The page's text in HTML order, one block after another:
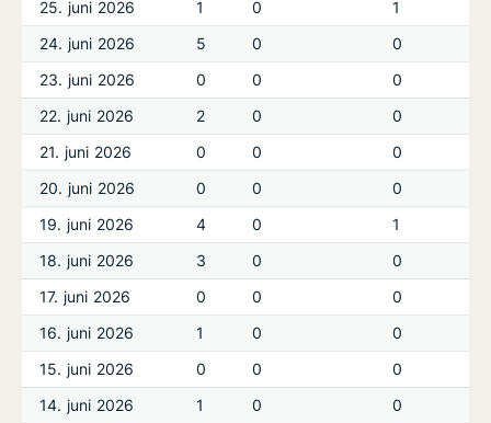
25. juni 2026 1 0
1
24. juni 2026
5 0
0
23. juni 2026
0 0
0
22. juni 2026
2 0
0
21. juni 2026
0 0
0
20. juni 2026
0 0
0
19. juni 2026
4 0
1
18. juni 2026
3 0
0
17. juni 2026
0 0
0
16. juni 2026
1 0
0
15. juni 2026
0 0
0
14. juni 2026
1 0
0